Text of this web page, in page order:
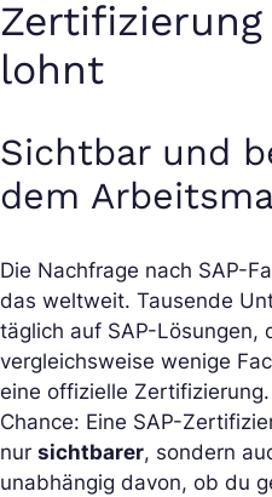
lohnt
Sichtbar und
dem
Die Nachfrage nach SAP-
das weltweit. Tausende
täglich auf SAP-Lösungen,
vergleichsweise wenige
eine offizielle
Chance: Eine SAP-
nur sichtbarer, sondern
unabhängig davon, ob du